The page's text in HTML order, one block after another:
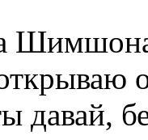
давай,